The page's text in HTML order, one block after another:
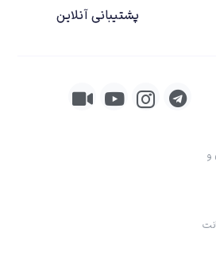
پشتیبانی آنلاین
و